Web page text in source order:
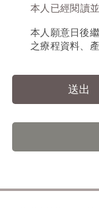
本人已經閱讀
本人願意日後
之療程資料、
送出